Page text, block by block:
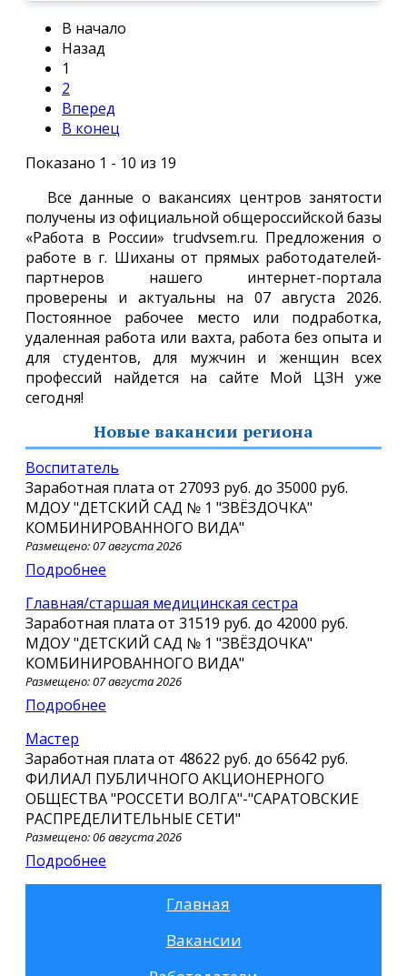
В начало
Назад
1
2
Вперед
В конец
Показано 1 - 10 из 19
Все данные о вакансиях центров занятости
получены из официальной общероссийской базы
«Работа в России» trudvsem.ru. Предложения о
работе в г. Шиханы от прямых работодателей-
партнеров нашего интернет-портала
проверены и актуальны на 07 августа 2026.
Постоянное рабочее место или подработка,
удаленная работа или вахта, работа без опыта и
для студентов, для мужчин и женщин всех
профессий найдется на сайте Мой ЦЗН уже
сегодня!
Новые вакансии региона
Воспитатель
Заработная плата от 27093 руб. до 35000 руб.
МДОУ "ДЕТСКИЙ САД № 1 "ЗВЁЗДОЧКА"
КОМБИНИРОВАННОГО ВИДА"
Размещено: 07 августа 2026
Подробнее
Главная/старшая медицинская сестра
Заработная плата от 31519 руб. до 42000 руб.
МДОУ "ДЕТСКИЙ САД № 1 "ЗВЁЗДОЧКА"
КОМБИНИРОВАННОГО ВИДА"
Размещено: 07 августа 2026
Подробнее
Мастер
Заработная плата от 48622 руб. до 65642 руб.
ФИЛИАЛ ПУБЛИЧНОГО АКЦИОНЕРНОГО
ОБЩЕСТВА "РОССЕТИ ВОЛГА"-"САРАТОВСКИЕ
РАСПРЕДЕЛИТЕЛЬНЫЕ СЕТИ"
Размещено: 06 августа 2026
Подробнее
Главная
Вакансии